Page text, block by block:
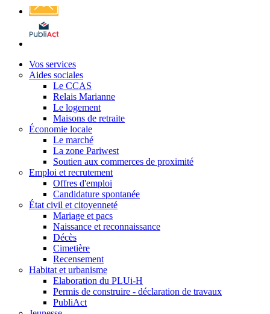
Affichage
légal
Vos services
Aides sociales
Le CCAS
Relais Marianne
Le logement
Maisons de retraite
Économie locale
Le marché
La zone Pariwest
Soutien aux commerces de proximité
Emploi et recrutement
Offres d'emploi
Candidature spontanée
État civil et citoyenneté
Mariage et pacs
Naissance et reconnaissance
Décès
Cimetière
Recensement
Habitat et urbanisme
Elaboration du PLUi-H
Permis de construire - déclaration de travaux
PubliAct